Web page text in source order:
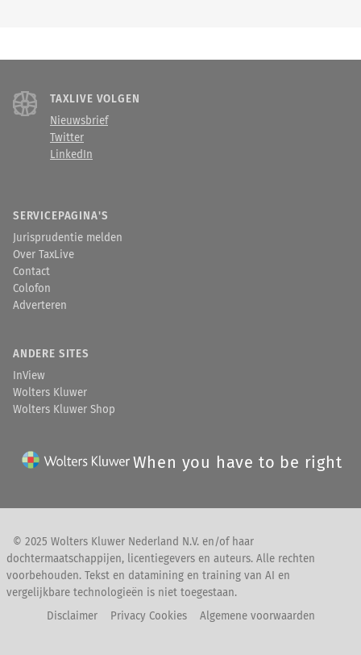
TAXLIVE VOLGEN
Nieuwsbrief
Twitter
LinkedIn
SERVICEPAGINA'S
Jurisprudentie melden
Over TaxLive
Contact
Colofon
Adverteren
ANDERE SITES
InView
Wolters Kluwer
Wolters Kluwer Shop
When you have to be right
© 2025 Wolters Kluwer Nederland N.V. en/of haar
dochtermaatschappijen, licentiegevers en auteurs. Alle rechten
voorbehouden. Tekst en datamining en training van AI en
vergelijkbare technologieën is niet toegestaan.
Disclaimer
Privacy Cookies Algemene voorwaarden